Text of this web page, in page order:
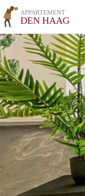
APPARTEMENT
DEN HAAG